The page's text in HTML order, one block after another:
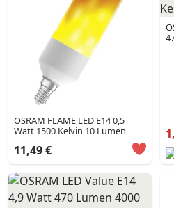
OSRAM FLAME LED E14 0,5
Watt 1500 Kelvin 10 Lumen
11,49 €